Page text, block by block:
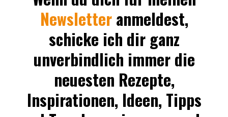
Newsletteranmeldest,
schicke ich dir ganz
unverbindlich immer die
neuesten Rezepte,
Inspirationen, Ideen, Tipps